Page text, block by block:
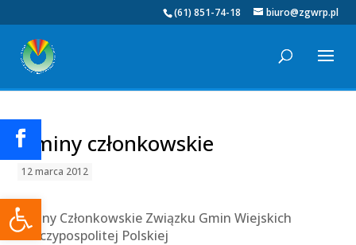
Otwórz pasek narzędzi
(61) 851-74-18 biuro@zgwrp.pl
Gminy członkowskie
12 marca 2012
Gminy Członkowskie Związku Gmin Wiejskich
Rzeczypospolitej Polskiej